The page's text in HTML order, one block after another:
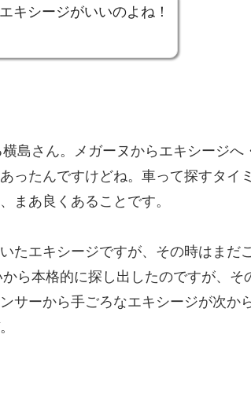
キシージがいいのよね！
島さん。メガーヌからエキシージ
ったんですけどね。車って探すタイ
まあ良くあることです。
たエキシージですが、その時はまだ
ら本格的に探し出したのですが、そ
サーから手ごろなエキシージが次か